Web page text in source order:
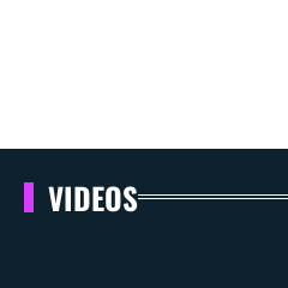
VIDEOS